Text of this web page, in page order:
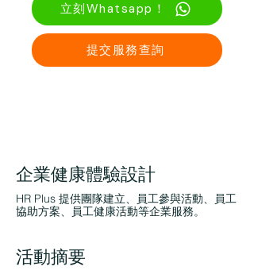
立刻Whatsapp！
提交服務查詢
企業健康體驗設計
HR Plus 提供團隊建立、員工參與活動、員工
協助方案、員工健康活動等企業服務。
活動摘要